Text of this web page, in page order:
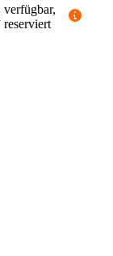
verfügbar,
reserviert